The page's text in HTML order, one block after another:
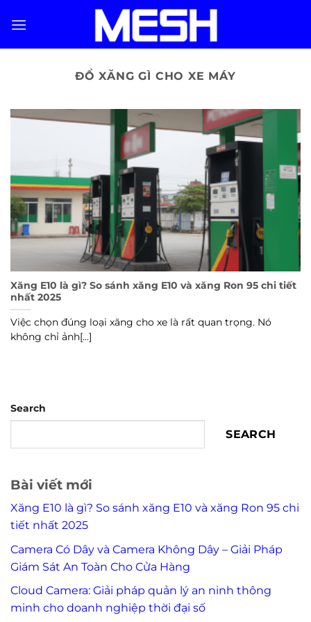
ĐỔ XĂNG GÌ CHO XE MÁY
Xăng E10 là gì? So sánh xăng E10 và xăng Ron 95 chi tiết
nhất 2025
Việc chọn đúng loại xăng cho xe là rất quan trọng. Nó
không chỉ ảnh[...]
Search
SEARCH
Bài viết mới
Xăng E10 là gì? So sánh xăng E10 và xăng Ron 95 chi
tiết nhất 2025
Camera Có Dây và Camera Không Dây – Giải Pháp
Giám Sát An Toàn Cho Cửa Hàng
Cloud Camera: Giải pháp quản lý an ninh thông
minh cho doanh nghiệp thời đại số